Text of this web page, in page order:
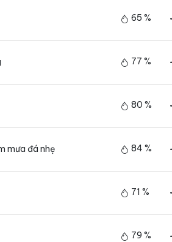
65 %
77 %
80 %
mưa đá nhẹ 84 %
71 %
79 %